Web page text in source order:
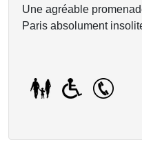
Une agréable
Paris absolument